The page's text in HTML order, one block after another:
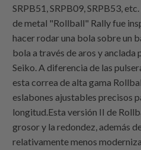
SRPB51, SRPB09, SRPB53,
de metal "Rollball" Rally fue
hacer rodar una bola sobre un
bola a través de aros y
Seiko. A diferencia de las
esta correa de alta gama
eslabones ajustables precisos
longitud.Esta versión II de
grosor y la redondez, además
relativamente menos